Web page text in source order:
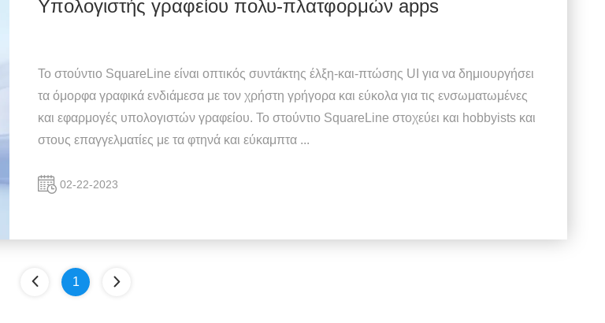
Υπολογιστής γραφείου πολυ-πλατφορμών apps
Το στούντιο SquareLine είναι οπτικός συντάκτης έλξη-και-πτώσης UI για να δημιουργήσει
τα όμορφα γραφικά ενδιάμεσα με τον χρήστη γρήγορα και εύκολα για τις ενσωματωμένες
και εφαρμογές υπολογιστών γραφείου. Το στούντιο SquareLine στοχεύει και hobbyists και
στους επαγγελματίες με τα φτηνά και εύκαμπτα ...
02-22-2023
1